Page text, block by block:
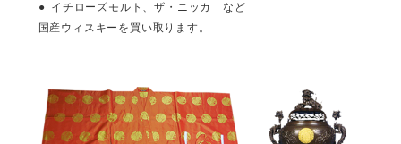
イチローズモルト、ザ・ニッカ など
国産ウィスキーを買い取ります。